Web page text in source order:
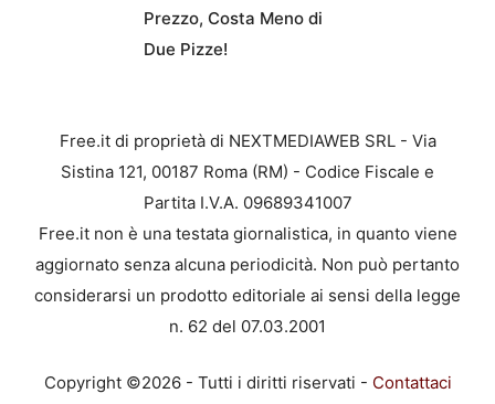
Prezzo, Costa Meno di
Due Pizze!
Free.it di proprietà di NEXTMEDIAWEB SRL - Via
Sistina 121, 00187 Roma (RM) - Codice Fiscale e
Partita I.V.A. 09689341007
Free.it non è una testata giornalistica, in quanto viene
aggiornato senza alcuna periodicità. Non può pertanto
considerarsi un prodotto editoriale ai sensi della legge
n. 62 del 07.03.2001
Copyright ©2026 - Tutti i diritti riservati - Contattaci